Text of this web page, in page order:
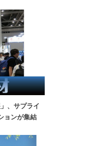
、サプライ
ョンが集結